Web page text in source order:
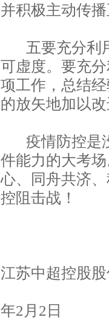
并积极主动传
五要充分利用
可虚度。要充
项工作，总结
的放矢地加以
疫情防控是没
件能力的大考
心、同舟共济
控阻击战！
江苏中超控股
年2月2日